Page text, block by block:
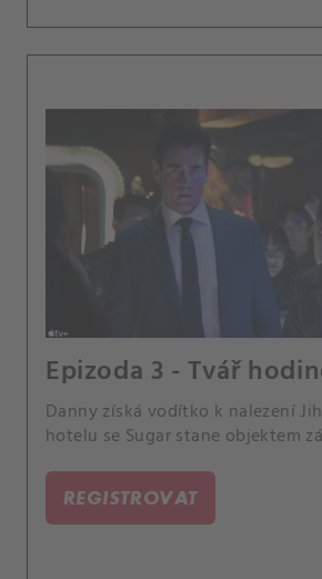
Epizoda 3 - Tvář
Danny získá vodítko k nalezení
hotelu se Sugar stane objektem
REGISTROVAT